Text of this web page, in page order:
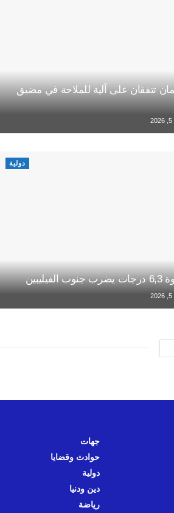
تتفقان على آلية للملاحة في مضيق
دولية
جهات
حوادث وقضايا
دولية
دين ودنيا
رياضة